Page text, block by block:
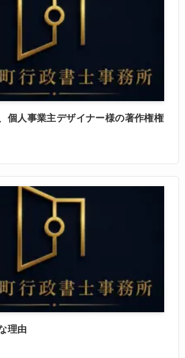
個人事業主デザイナー様の著作権権
理由